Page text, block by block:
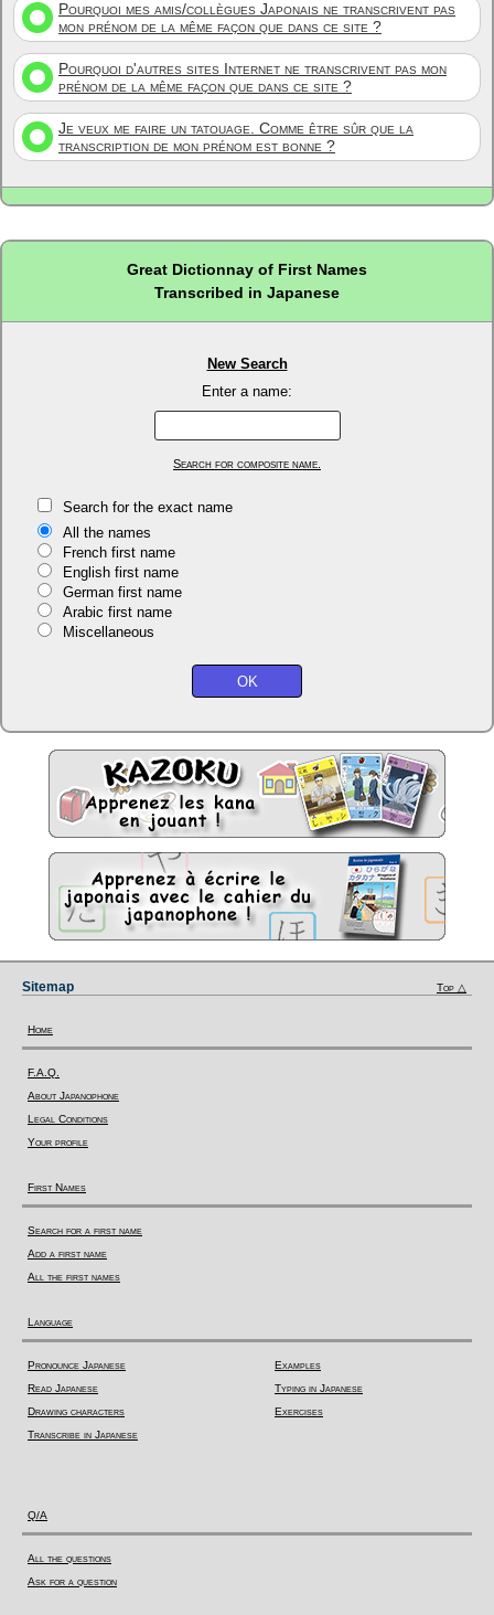
Pourquoi mes amis/collègues Japonais ne transcrivent pas
mon prénom de la même façon que dans ce site ?
Pourquoi d'autres sites Internet ne transcrivent pas mon
prénom de la même façon que dans ce site ?
Je veux me faire un tatouage. Comme être sûr que la
transcription de mon prénom est bonne ?
Great Dictionnay of First Names
Transcribed in Japanese
New Search
Enter a name:
Search for composite name.
Search for the exact name
All the names
French first name
English first name
German first name
Arabic first name
Miscellaneous
Sitemap Top △
Home
F.A.Q.
About Japanophone
Legal Conditions
Your profile
First Names
Search for a first name
Add a first name
All the first names
Language
Pronounce Japanese
Read Japanese
Drawing characters
Transcribe in Japanese
Examples
Typing in Japanese
Exercises
Q/A
All the questions
Ask for a question